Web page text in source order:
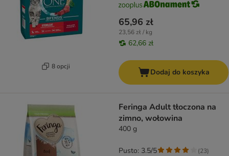
8 opcji
65,96 zł
23,56 zł / kg
62,66 zł
Dodaj do koszyka
Feringa Adult tłoczona na
zimno, wołowina
400 g
Pusto: 3.5/5 (23)